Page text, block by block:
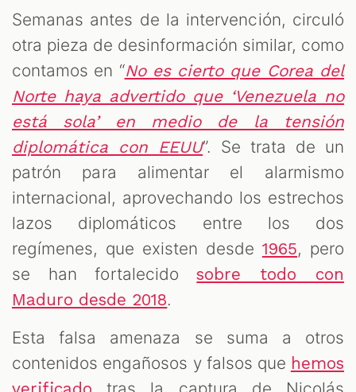
Semanas antes de la intervención, circuló
otra pieza de desinformación similar, como
contamos en “No es cierto que Corea del
Norte haya advertido que ‘Venezuela no
está sola’ en medio de la tensión
diplomática con EEUU”. Se trata de un
patrón para alimentar el alarmismo
internacional, aprovechando los estrechos
lazos diplomáticos entre los dos
regímenes, que existen desde 1965, pero
se han fortalecidosobre todo con
Maduro desde 2018.
Esta falsa amenaza se suma a otros
contenidos engañosos y falsos que hemos